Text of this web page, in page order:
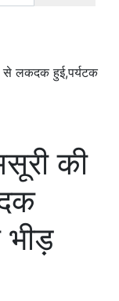
से लकदक हुई,पर्यटक
की